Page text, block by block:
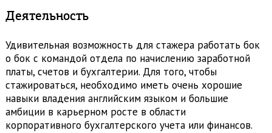
Деятельность
Удивительная возможность для стажера работать бок
о бок с командой отдела по начислению заработной
платы, счетов и бухгалтерии. Для того, чтобы
стажироваться, необходимо иметь очень хорошие
навыки владения английским языком и большие
амбиции в карьерном росте в области
корпоративного бухгалтерского учета или финансов.